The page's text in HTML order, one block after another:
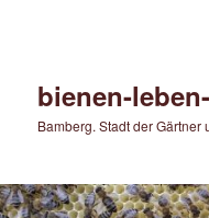
bienen-
Bamberg. Stadt der Gärtner